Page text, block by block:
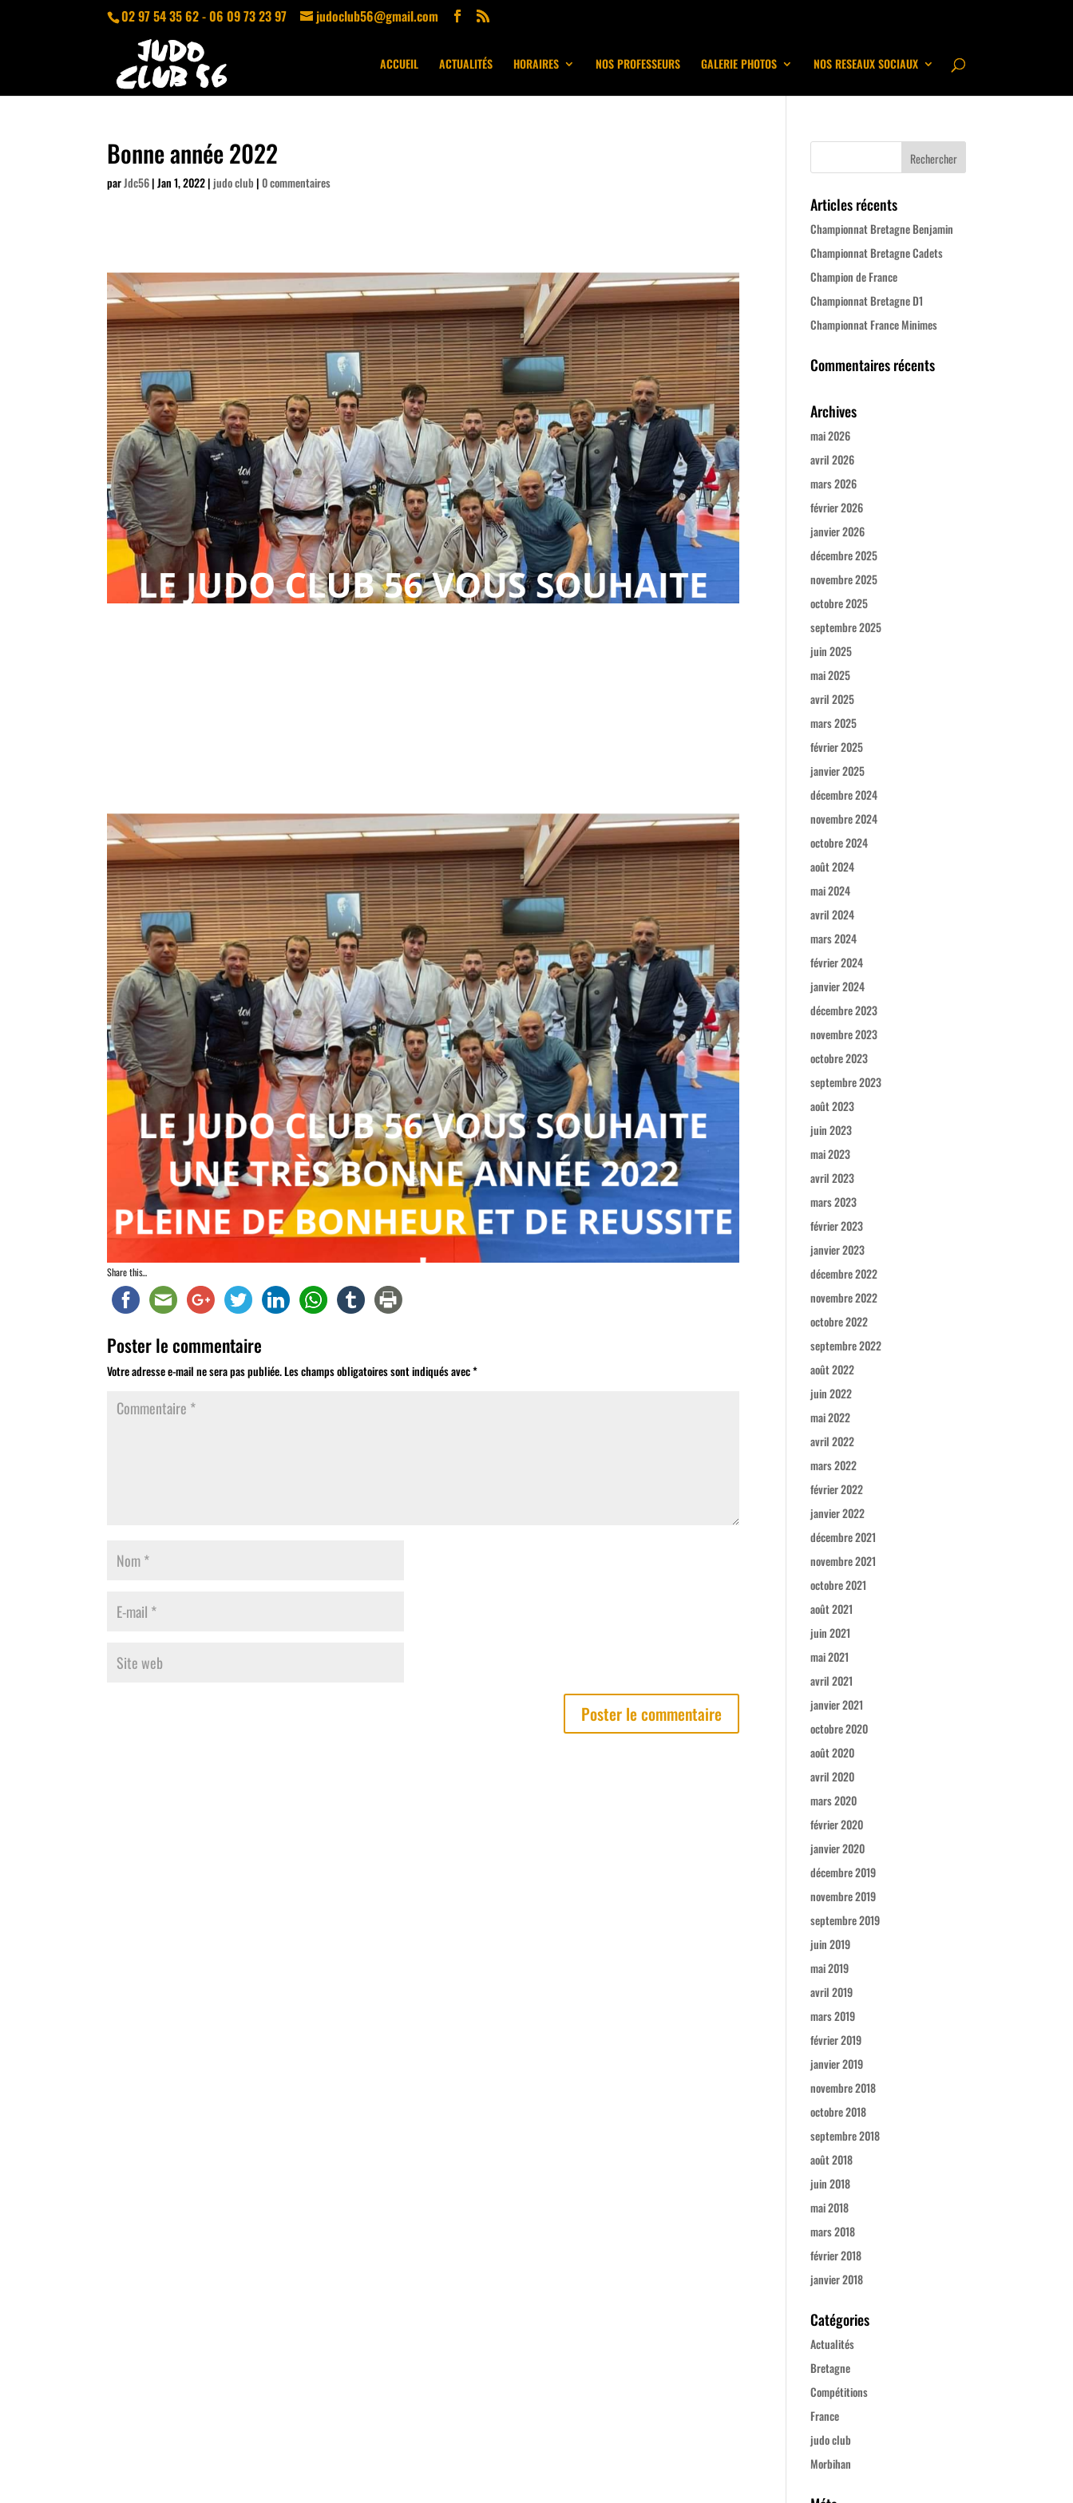
02 97 54 35 62 - 06 09 73 23 97 judoclub56@gmail.com
ACCUEIL ACTUALITÉS HORAIRES NOS PROFESSEURS GALERIE PHOTOS NOS RESEAUX SOCIAUX
Bonne année 2022
parJdc56|Jan 1, 2022| judo club |0 commentaires
Share this...
Poster le commentaire
Votre adresse e-mail ne sera pas publiée.Les champs obligatoires sont indiqués avec*
Articles récents
Championnat Bretagne Benjamin
Championnat Bretagne Cadets
Champion de France
Championnat Bretagne D1
Championnat France Minimes
Commentaires récents
Archives
mai 2026
avril 2026
mars 2026
février 2026
janvier 2026
décembre 2025
novembre 2025
octobre 2025
septembre 2025
juin 2025
mai 2025
avril 2025
mars 2025
février 2025
janvier 2025
décembre 2024
novembre 2024
octobre 2024
août 2024
mai 2024
avril 2024
mars 2024
février 2024
janvier 2024
décembre 2023
novembre 2023
octobre 2023
septembre 2023
août 2023
juin 2023
mai 2023
avril 2023
mars 2023
février 2023
janvier 2023
décembre 2022
novembre 2022
octobre 2022
septembre 2022
août 2022
juin 2022
mai 2022
avril 2022
mars 2022
février 2022
janvier 2022
décembre 2021
novembre 2021
octobre 2021
août 2021
juin 2021
mai 2021
avril 2021
janvier 2021
octobre 2020
août 2020
avril 2020
mars 2020
février 2020
janvier 2020
décembre 2019
novembre 2019
septembre 2019
juin 2019
mai 2019
avril 2019
mars 2019
février 2019
janvier 2019
novembre 2018
octobre 2018
septembre 2018
août 2018
juin 2018
mai 2018
mars 2018
février 2018
janvier 2018
Catégories
Actualités
Bretagne
Compétitions
France
judo club
Morbihan